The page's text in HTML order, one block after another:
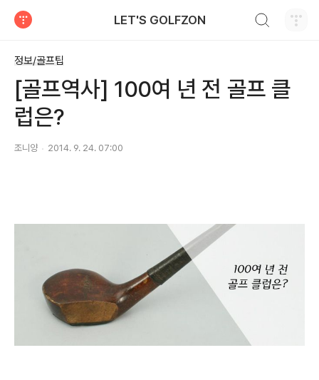
LET'S GOLFZON
정보/골프팁
[골프역사] 100여 년 전 골프 클
럽은?
조니양 2014. 9. 24. 07:00